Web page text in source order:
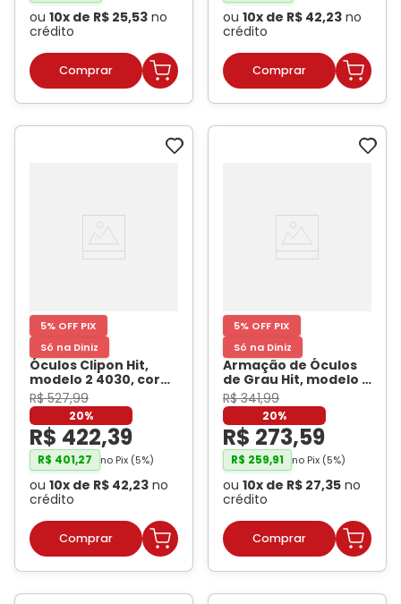
ou 10x de R$ 25,53 no
crédito
ou 10x de R$ 42,23 no
crédito
5% OFF PIX
Só na Diniz
Óculos Clipon Hit,
modelo 2 4030, cor
Preto, tamanho 56
HIT
R$ 527,99
20%
R$ 422,39
R$ 401,27 no Pix (5%)
ou 10x de R$ 42,23 no
crédito
5% OFF PIX
Só na Diniz
Armação de Óculos
de Grau Hit, modelo 1
8002, cor Demi
Marrom- HIT
R$ 341,99
20%
R$ 273,59
R$ 259,91 no Pix (5%)
ou 10x de R$ 27,35 no
crédito